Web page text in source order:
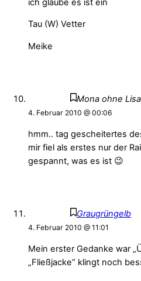
ich glaube es ist ein
Tau (W) Vetter
Meike
Mona ohne Lisa
4. Februar 2010 @ 00:06
hmm.. tag gescheitertes
mir fiel als erstes nur der
gespannt, was es ist 😉
Graugrüngelb
4. Februar 2010 @ 11:01
Mein erster Gedanke war
„Fließjacke“ klingt noch